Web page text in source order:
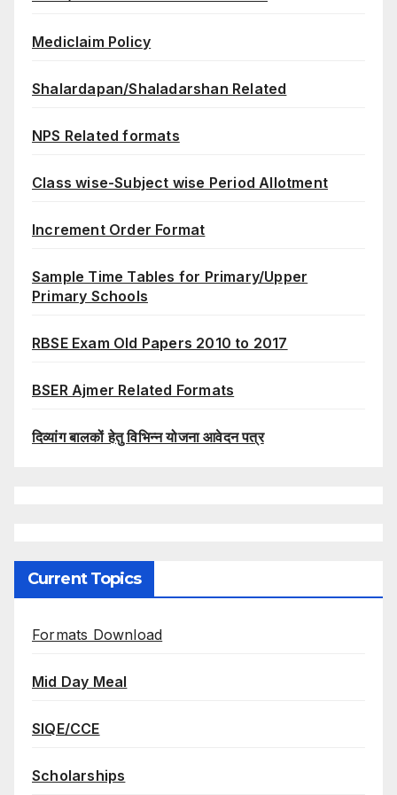
Mediclaim Policy
Shalardapan/Shaladarshan Related
NPS Related formats
Class wise-Subject wise Period Allotment
Increment Order Format
Sample Time Tables for Primary/Upper
Primary Schools
RBSE Exam Old Papers 2010 to 2017
BSER Ajmer Related Formats
दिव्यांग बालकों हेतु विभिन्न योजना आवेदन पत्र
Current Topics
Formats Download
Mid Day Meal
SIQE/CCE
Scholarships